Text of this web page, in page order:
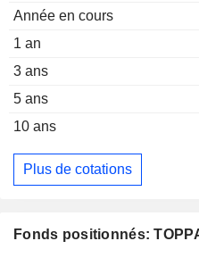
Année en cours
1 an
3 ans
5 ans
10 ans
Plus de cotations
Fonds positionnés: